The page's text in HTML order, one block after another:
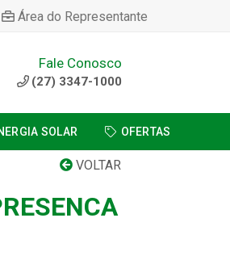
Área do Representante
Fale Conosco
(27) 3347-1000
SOLAR OFERTAS
VOLTAR